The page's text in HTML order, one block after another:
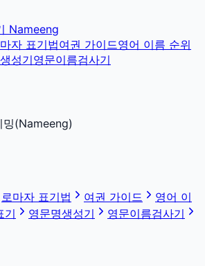
Nameeng
자 표기법여권 가이드영어 이름 순위
성기영문이름검사기
밍(Nameeng)
로마자 표기법 여권 가이드
영어 이
기 영문명생성기
영문이름검사기